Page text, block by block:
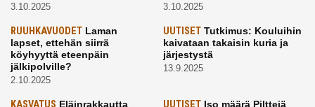
3.10.2025 3.10.2025
RUUHKAVUODET Laman
lapset, ettehän siirrä
köyhyyttä eteenpäin
jälkipolville?
2.10.2025
UUTISETTutkimus: Kouluihin
kaivataan takaisin kuria ja
järjestystä
13.9.2025
KASVATUS Eläinrakkautta
UUTISETIso määrä Pilttejä